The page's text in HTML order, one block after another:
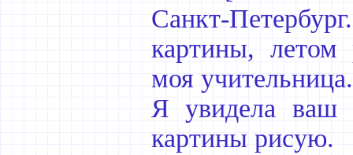
Санкт-
картины, летом
моя учительница.
Я увидела ваш
картины рисую.